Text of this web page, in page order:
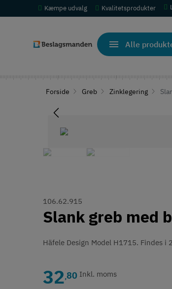
Kæmpe udvalg Kvalitetsprodukter
Alle
Forside Greb Zinklegering
106.62.915
Slank greb med
Häfele Design Model H1715. Findes i
32,80 Inkl. moms